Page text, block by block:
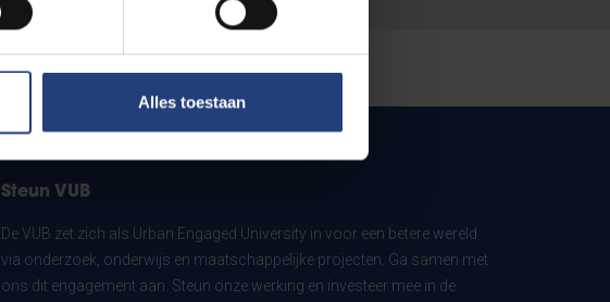
Alles toestaan
Steun VUB
De VUB zet zich als Urban Engaged University in voor een betere wereld
via onderzoek, onderwijs en maatschappelijke projecten. Ga samen met
ons dit engagement aan. Steun onze werking en investeer mee in de